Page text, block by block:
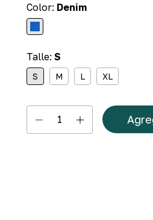
Color: Denim
Talle: S
S M L XL